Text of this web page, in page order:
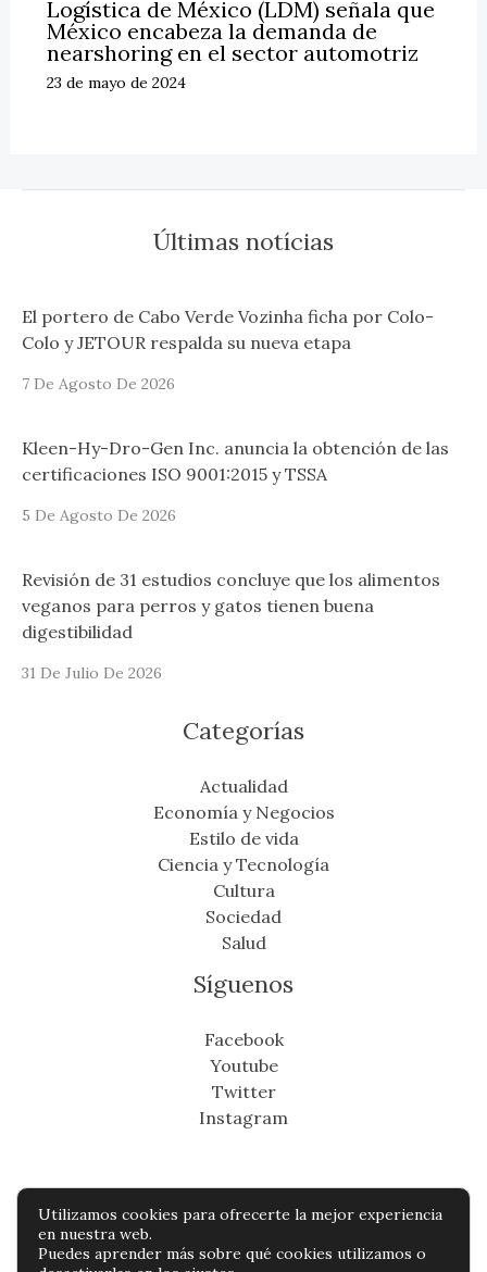
Logística de México (LDM) señala que
México encabeza la demanda de
nearshoring en el sector automotriz
23 de mayo de 2024
Últimas notícias
El portero de Cabo Verde Vozinha ficha por Colo-
Colo y JETOUR respalda su nueva etapa
7 De Agosto De 2026
Kleen-Hy-Dro-Gen Inc. anuncia la obtención de las
certificaciones ISO 9001:2015 y TSSA
5 De Agosto De 2026
Revisión de 31 estudios concluye que los alimentos
veganos para perros y gatos tienen buena
digestibilidad
31 De Julio De 2026
Categorías
Actualidad
Economía y Negocios
Estilo de vida
Ciencia y Tecnología
Cultura
Sociedad
Salud
Síguenos
Facebook
Youtube
Twitter
Instagram
Copyright © Todos os direitos reservados -
miradordeantioquia.com
Utilizamos cookies para ofrecerte la mejor experiencia
en nuestra web.
Puedes aprender más sobre qué cookies utilizamos o